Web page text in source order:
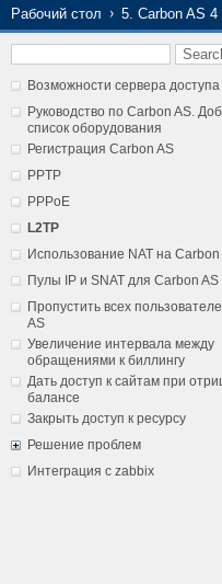
Рабочий стол 5. Carbon AS 4
Возможности сервера
Руководство по Carbon AS.
список оборудования
Регистрация Carbon AS
PPTP
PPPoE
L2TP
Использование NAT на Carbon
Пулы IP и SNAT для Carbon AS
Пропустить всех
AS
Увеличение интервала между
обращениями к биллингу
Дать доступ к сайтам при
балансе
Закрыть доступ к ресурсу
Решение проблем
Интеграция с zabbix